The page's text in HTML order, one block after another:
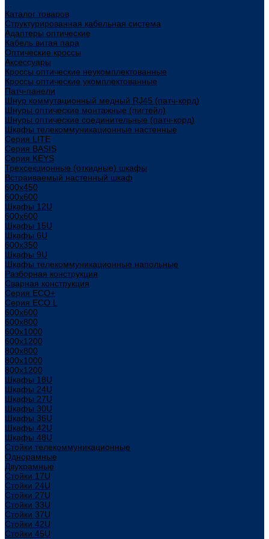
Каталог товаров
Структурированная кабельная система
Адаптеры оптические
Кабель витая пара
Оптические кроссы
Аксессуары
Кроссы оптические неукомплектованные
Кроссы оптические укомплектованные
Патч-панели
Шнур коммутационный медный RJ45 (патч-корд)
Шнуры оптические монтажные (пигтейл)
Шнуры оптические соединительные (патч-корд)
Шкафы телекоммуникационные настенные
Cерия LITE
Cерия BASIS
Cерия KEYS
Трехсекционные (откидные) шкафы
Встраиваемый настенный шкаф
600x450
600x600
Шкафы 12U
600x600
Шкафы 15U
Шкафы 6U
600x350
Шкафы 9U
Шкафы телекоммуникационные напольные
Разборная конструкция
Сварная конструкция
Серия ECO+
Серия ECO L
600x600
600x800
600х1000
600х1200
800x800
800х1000
800х1200
Шкафы 18U
Шкафы 24U
Шкафы 27U
Шкафы 30U
Шкафы 36U
Шкафы 42U
Шкафы 48U
Стойки телекоммуникационные
Однорамные
Двухрамные
Стойки 17U
Стойки 24U
Стойки 27U
Стойки 33U
Стойки 37U
Стойки 42U
Стойки 45U